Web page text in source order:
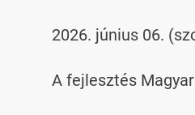
2026. június 06.
A fejlesztés